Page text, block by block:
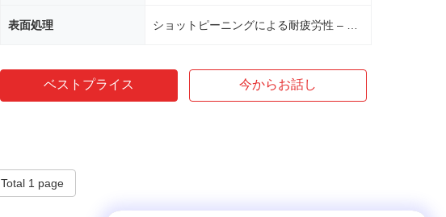
表面処理
ベストプライス 今からお話し
Total 1 page